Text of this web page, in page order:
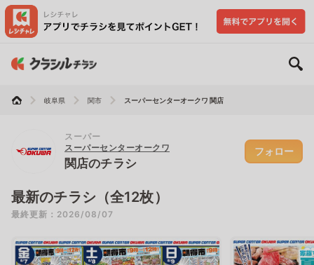
岐阜県 関市 スーパーセンターオークワ 関店
スーパー
スーパーセンターオークワ
関店のチラシ
フォロー
最新のチラシ（全12枚）
最終更新：2026/08/07